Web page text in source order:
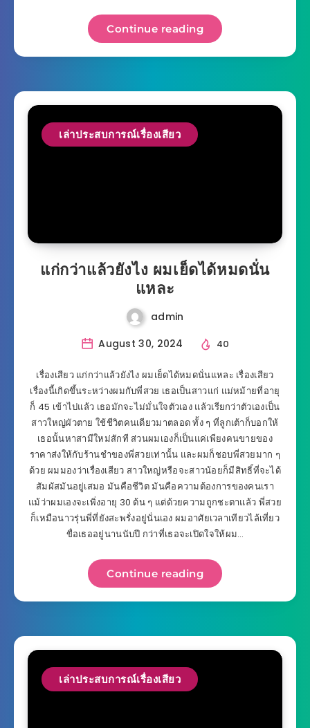
Continue reading
เล่าประสบการณ์เรื่องเสียว
แก่กว่าแล้วยังไง ผมเย็ดได้หมดนั่น
แหละ
admin
August 30, 2024
40
เรื่องเสียว แก่กว่าแล้วยังไง ผมเย็ดได้หมดนั่นแหละ เรื่องเสียว
เรื่องนี้เกิดขึ้นระหว่างผมกับพี่สวย เธอเป็นสาวแก่ แม่หม้ายที่อายุ
ก็ 45 เข้าไปแล้ว เธอมักจะไม่มั่นใจตัวเอง แล้วเรียกว่าตัวเองเป็น
สาวใหญ่ผัวตาย ใช้ชีวิตคนเดียวมาตลอด ทั้ง ๆ ที่ลูกเต้าก็บอกให้
เธอนั้นหาสามีใหม่สักที ส่วนผมเองก็เป็นแค่เพียงคนขายของ
ราคาส่งให้กับร้านชำของพี่สวยเท่านั้น และผมก็ชอบพี่สวยมาก ๆ
ด้วย ผมมองว่าเรื่องเสียว สาวใหญ่หรือจะสาวน้อยก็มีสิทธิ์ที่จะได้
สัมผัสมันอยู่เสมอ มันคือชีวิต มันคือความต้องการของคนเรา
แม้ว่าผมเองจะเพิ่งอายุ 30 ต้น ๆ แต่ด้วยความถูกชะตาแล้ว พี่สวย
ก็เหมือนาวรุ่นพี่ที่ยังสะพรั่งอยู่นั่นเอง ผมอาศัยเวลาเทียวไล้เที่ยว
ขื่อเธออยู่นานนับปี กว่าที่เธอจะเปิดใจให้ผม…
Continue reading
เล่าประสบการณ์เรื่องเสียว